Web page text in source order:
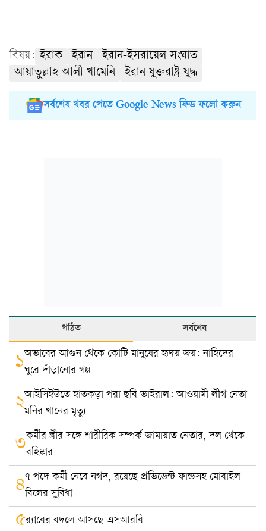
বিষয়: ইরাক ইরান
ইরান-ইসরায়েল সংঘাত
আয়াতুল্লাহ আলী খামেনি
ইরান যুক্তরাষ্ট্র যুদ্ধ
সর্বশেষ খবর পেতে Google News ফিড ফলো করুন
পঠিত সর্বশেষ
১অভাবের আগুন থেকে কোটি মানুষের হৃদয় জয়: নাহিদের
ঘুরে দাঁড়ানোর গল্প
২আইসিইউতে হাতকড়া পরা ছবি ভাইরাল: আওয়ামী লীগ নেতা
মনির খানের মৃত্যু
৩কর্মীর স্ত্রীর সঙ্গে শারীরিক সম্পর্ক জামায়াত নেতার, দল থেকে
বহিষ্কার
৪৭ পদে কর্মী নেবে নগদ, রয়েছে প্রভিডেন্ট ফান্ডসহ মোবাইল
বিলের সুবিধা
৫র‍্যাবের বদলে আসছে এসআরবি